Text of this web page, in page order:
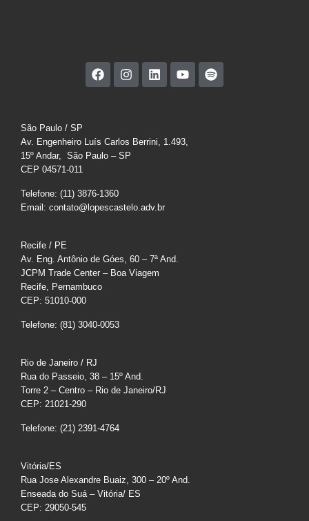
São Paulo / SP
Av. Engenheiro Luís Carlos Berrini, 1.493,
15º Andar, São Paulo – SP
CEP 04571-011
Telefone: (11) 3876-1360
Email: contato@lopescastelo.adv.br
Recife / PE
Av. Eng. Antônio de Góes, 60 – 7ª And.
JCPM Trade Center – Boa Viagem
Recife, Pernambuco
CEP: 51010-000
Telefone: (81) 3040-0053
Rio de Janeiro / RJ
Rua do Passeio, 38 – 15º And.
Torre 2 – Centro – Rio de Janeiro/RJ
CEP: 21021-290
Telefone: (21) 2391-4764
Vitória/ES
Rua Jose Alexandre Buaiz, 300 – 20º And.
Enseada do Suá – Vitória/ ES
CEP: 29050-545